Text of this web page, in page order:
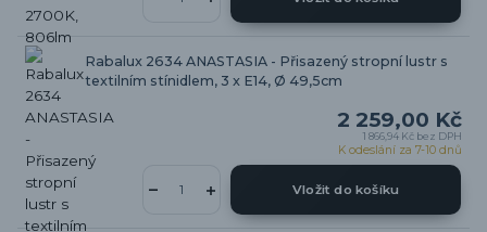
Rabalux 2634 ANASTASIA - Přisazený stropní lustr s
textilním stínidlem, 3 x E14, Ø 49,5cm
2 259,00 Kč
1 866,94 Kč bez DPH
K odeslání za 7-10 dnů
Vložit do košíku